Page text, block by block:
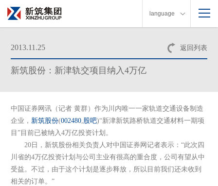
language
返回列表
2013.11.25
新筑股份：新津轨交项目纳入4万亿
中国证券网讯（记者 黄群）作为川内唯一一家轨道交通设备制造
企业， 新筑股份(002480,股吧)“新津新筑路桥轨道交通材料一期项
目”目前已被纳入4万亿投资计划。
20日，新筑股份相关负责人对中国证券网记者表示：“此次四
川省的4万亿投资计划与公司主业有很高的重合度，公司有望从中
受益。不过，由于这个计划是逐步释放，所以目前我们还未收到
相关的订单。”